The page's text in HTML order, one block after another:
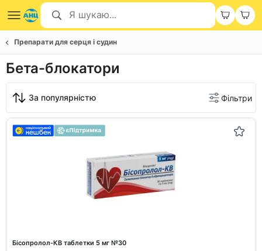
Препарати для серця і судин
Бета-блокатори
За популярністю Фільтри
Бісопролол-КВ таблетки 5 мг №30